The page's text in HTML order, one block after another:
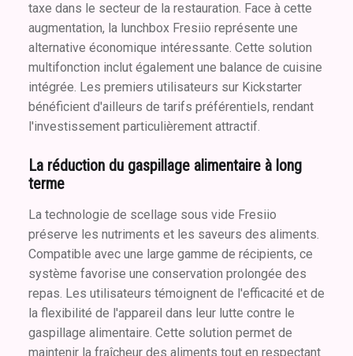
taxe dans le secteur de la restauration. Face à cette
augmentation, la lunchbox Fresiio représente une
alternative économique intéressante. Cette solution
multifonction inclut également une balance de cuisine
intégrée. Les premiers utilisateurs sur Kickstarter
bénéficient d'ailleurs de tarifs préférentiels, rendant
l'investissement particulièrement attractif.
La réduction du gaspillage alimentaire à long
terme
La technologie de scellage sous vide Fresiio
préserve les nutriments et les saveurs des aliments.
Compatible avec une large gamme de récipients, ce
système favorise une conservation prolongée des
repas. Les utilisateurs témoignent de l'efficacité et de
la flexibilité de l'appareil dans leur lutte contre le
gaspillage alimentaire. Cette solution permet de
maintenir la fraîcheur des aliments tout en respectant